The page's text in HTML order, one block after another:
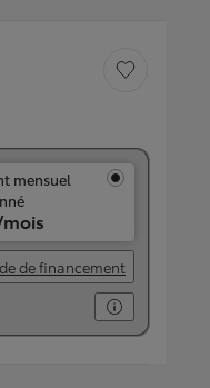
Sauvegarder le
mensuel
de financement